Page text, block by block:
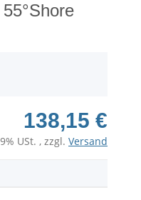
138,15 €
USt. , zzgl. Versand